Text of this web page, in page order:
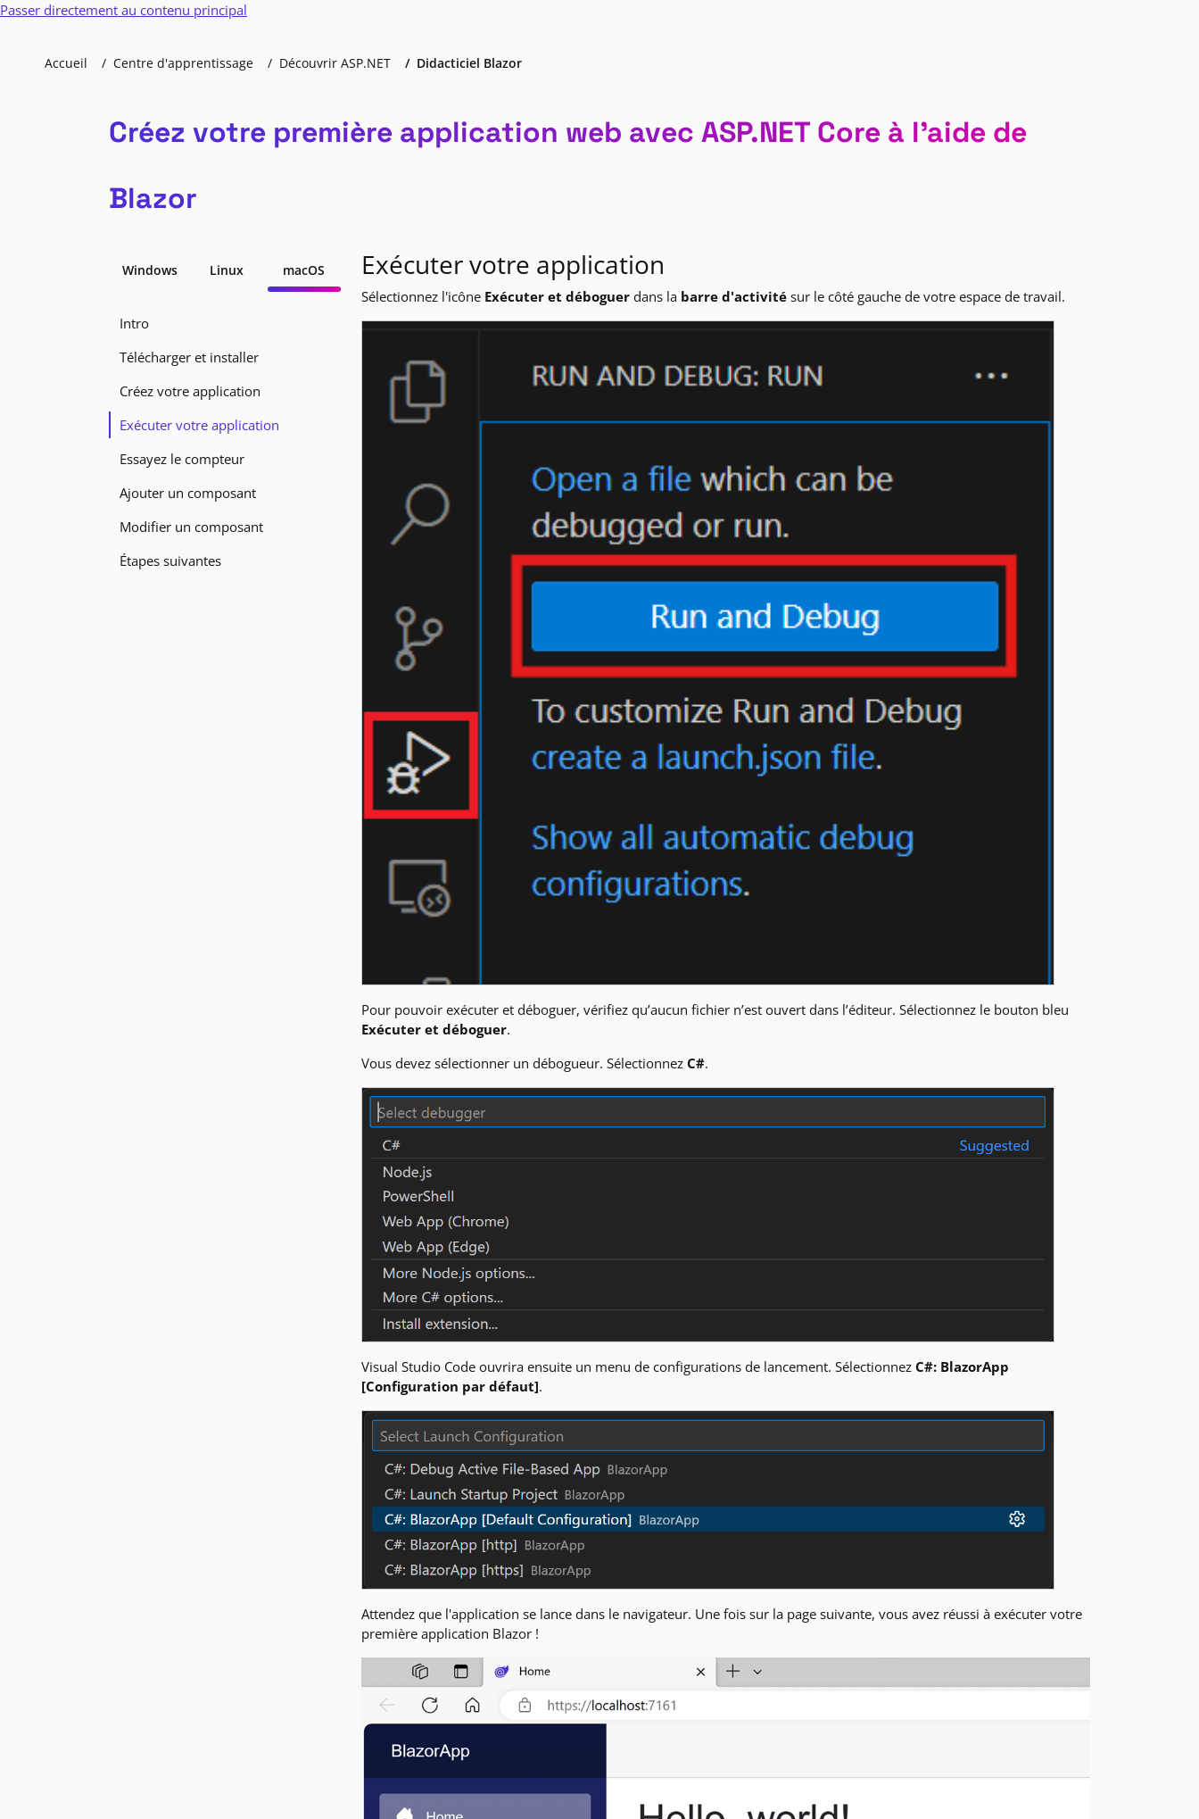
Passer directement au contenu principal
Accueil Centre d'apprentissage Découvrir ASP.NET Didacticiel Blazor
Créez votre première application web avec ASP.NET Core à l’aide de
Blazor
Windows Linux macOS
Intro
Télécharger et installer
Créez votre application
Exécuter votre application
Essayez le compteur
Ajouter un composant
Modifier un composant
Étapes suivantes
Exécuter votre application
Sélectionnez l'icône Exécuter et déboguerdans la barre d'activitésur le côté gauche de votre espace de travail.
Pour pouvoir exécuter et déboguer, vérifiez qu’aucun fichier n’est ouvert dans l’éditeur. Sélectionnez le bouton bleu
Exécuter et déboguer.
Vous devez sélectionner un débogueur. Sélectionnez C#.
Visual Studio Code ouvrira ensuite un menu de configurations de lancement. Sélectionnez C#: BlazorApp
[Configuration par défaut].
Attendez que l'application se lance dans le navigateur. Une fois sur la page suivante, vous avez réussi à exécuter votre
première application Blazor !